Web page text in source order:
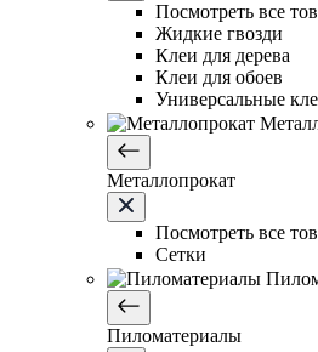
Посмотреть все
Жидкие гвозди
Клеи для дерева
Клеи для обоев
Универсальные
Металлопрокат
Посмотреть все
Сетки
Пиломатериалы